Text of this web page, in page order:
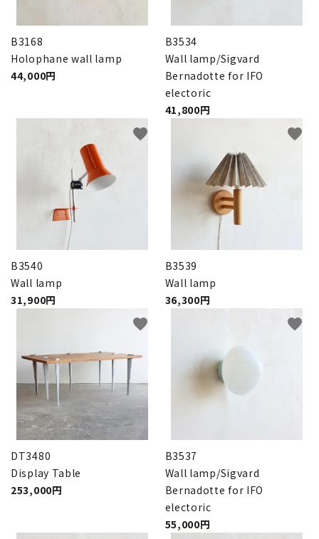
ギャラリー・シーン
納品事例
エキシビジョン・展示会
INFORMATION
ACCOUNT MENU
ようこそ ゲスト 様
meeting_room ログイン 新規会員登録
B3168
Holophane wall lamp
44,000円
B3534
Wall lamp/Sigvard
Bernadotte for IFO
electoric
41,800円
B3540
Wall lamp
31,900円
favorite
B3539
Wall lamp
36,300円
favorite
DT3480
Display Table
253,000円
favorite
B3537
Wall lamp/Sigvard
Bernadotte for IFO
electoric
55,000円
favorite